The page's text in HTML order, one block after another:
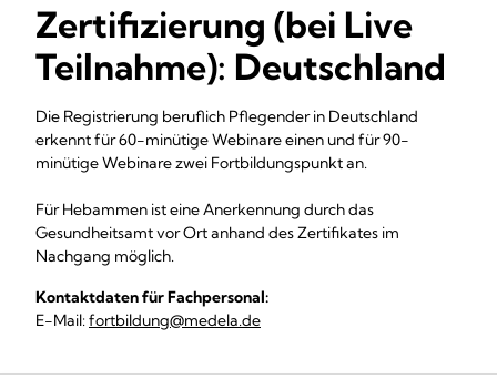
Zertifizierung (bei Live
Teilnahme): Deutschland
Die Registrierung beruflich Pflegenderin Deutschland
erkennt für60-minütige Webinare einen und für 90-
minütige Webinare zwei Fortbildungspunkt an.
Für Hebammen ist eine Anerkennung durch das
Gesundheitsamt vor Ort anhand des Zertifikates im
Nachgang möglich.
Kontaktdaten für Fachpersonal:
E-Mail:fortbildung@medela.de